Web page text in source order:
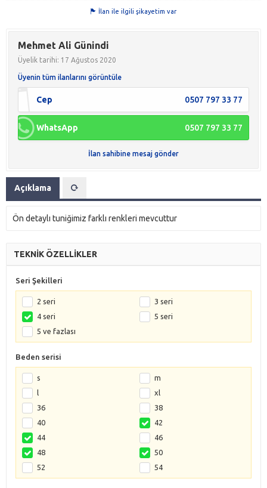
İlan ile ilgili şikayetim var
Mehmet Ali Günindi
Üyelik tarihi: 17 Ağustos 2020
Üyenin tüm ilanlarını görüntüle
Cep 0507 797 33 77
WhatsApp 0507 797 33 77
İlan sahibine mesaj gönder
Açıklama
Ön detaylı tuniğimiz farklı renkleri mevcuttur
TEKNİK ÖZELLİKLER
Seri Şekilleri
2 seri
3 seri
4 seri
5 seri
5 ve fazlası
Beden serisi
s
m
l
xl
36
38
40
42
44
46
48
50
52
54